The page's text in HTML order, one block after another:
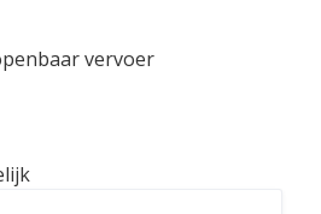
vervoer